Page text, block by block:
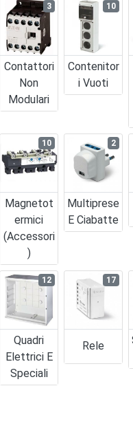
Contattori
Non
Modulari
3
Contenitor
I Vuoti
10
Magnetot
Ermici
(accessori
)
10
Multiprese
E Ciabatte
2
Quadri
Elettrici E
Speciali
12
Rele
17